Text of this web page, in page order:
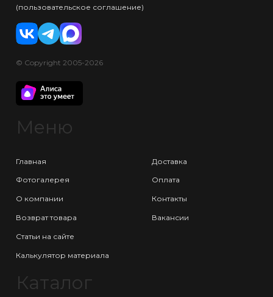
(пользовательское соглашение)
© Copyright 2005-2026
Меню
Главная
Фотогалерея
О компании
Возврат товара
Статьи на сайте
Калькулятор материала
Доставка
Оплата
Контакты
Вакансии
Каталог